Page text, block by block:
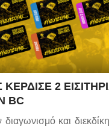
2
BC
και